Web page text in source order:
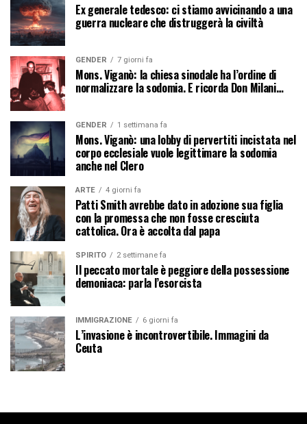
Ex generale tedesco: ci stiamo avvicinando a una
guerra nucleare che distruggerà la civiltà
GENDER 7 giorni fa
Mons. Viganò: la chiesa sinodale ha l’ordine di
normalizzare la sodomia. E ricorda Don Milani…
GENDER 1 settimana fa
Mons. Viganò: una lobby di pervertiti incistata nel
corpo ecclesiale vuole legittimare la sodomia
anche nel Clero
ARTE 4 giorni fa
Patti Smith avrebbe dato in adozione sua figlia
con la promessa che non fosse cresciuta
cattolica. Ora è accolta dal papa
SPIRITO 2 settimane fa
Il peccato mortale è peggiore della possessione
demoniaca: parla l’esorcista
IMMIGRAZIONE 6 giorni fa
L’invasione è incontrovertibile. Immagini da
Ceuta